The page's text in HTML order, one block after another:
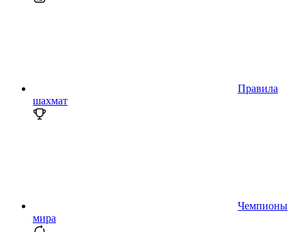
Правила
шахмат
Чемпионы
мира